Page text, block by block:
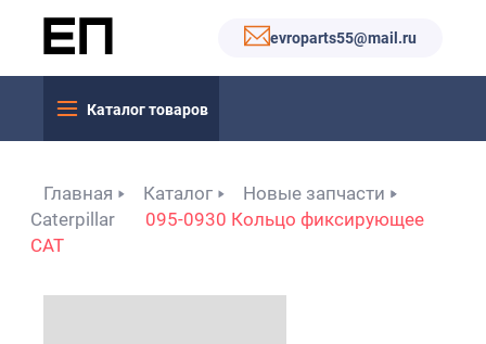
evroparts55@mail.ru
Каталог товаров
Главная Каталог
Новые запчасти
Caterpillar
095-0930 Кольцо фиксирующее
CAT